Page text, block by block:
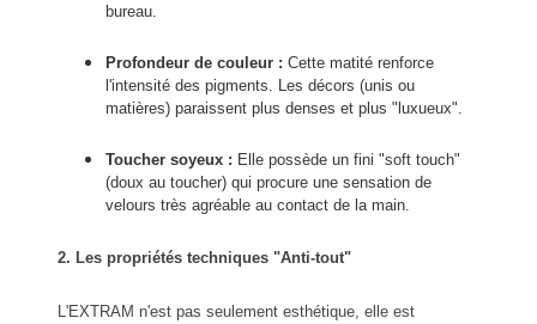
bureau.
Profondeur de couleur : Cette matité renforce
l'intensité des pigments. Les décors (unis ou
matières) paraissent plus denses et plus "luxueux".
Toucher soyeux : Elle possède un fini "soft touch"
(doux au toucher) qui procure une sensation de
velours très agréable au contact de la main.
2. Les propriétés techniques "Anti-tout"
L'EXTRAM n'est pas seulement esthétique, elle est